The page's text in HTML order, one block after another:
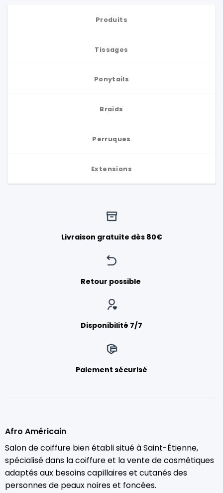
Produits
Tissages
Ponytails
Braids
Perruques
Extensions
Livraison gratuite dès 80€
Retour possible
Disponibilité 7/7
Paiement sécurisé
Afro Américain
Salon de coiffure bien établi situé à Saint-Étienne,
spécialisé dans la coiffure et la vente de cosmétiques
adaptés aux besoins capillaires et cutanés des
personnes de peaux noires et foncées.